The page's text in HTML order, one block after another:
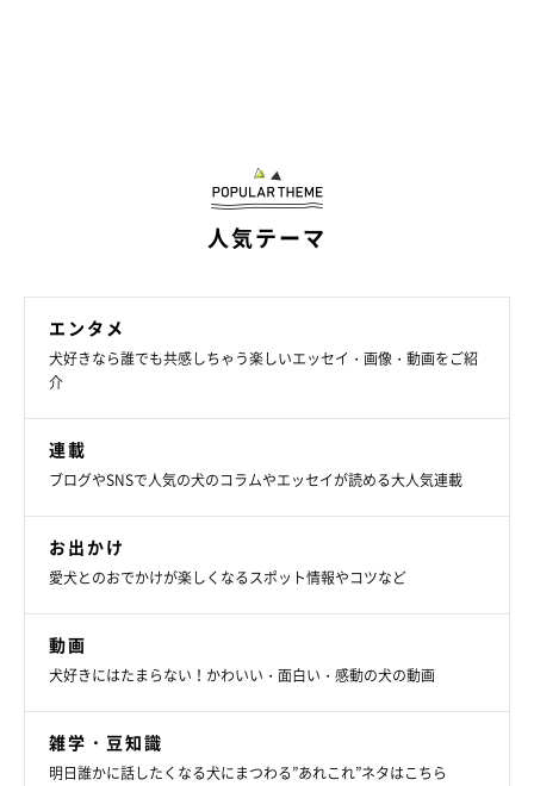
人気テーマ
エンタメ
犬好きなら誰でも共感しちゃう楽しいエッセイ・画像・動画をご紹
介
連載
ブログやSNSで人気の犬のコラムやエッセイが読める大人気連載
お出かけ
愛犬とのおでかけが楽しくなるスポット情報やコツなど
動画
犬好きにはたまらない！かわいい・面白い・感動の犬の動画
雑学・豆知識
明日誰かに話したくなる犬にまつわる”あれこれ”ネタはこちら